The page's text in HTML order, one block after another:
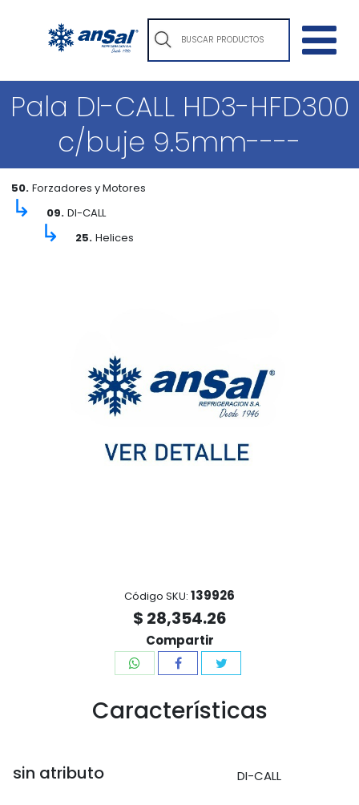
Pala DI-CALL HD3-HFD300
c/buje 9.5mm----
50. Forzadores y Motores
↳ 09. DI-CALL
↳ 25. Helices
Código SKU: 139926
$ 28,354.26
Compartir
Características
sin atributo DI-CALL